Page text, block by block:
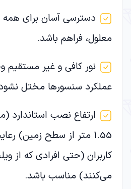
دسترسی آسان برای همه
معلول، فراهم باشد.
نور کافی و غیر مستقیم
عملکرد سنسورها مختل
1.55 متر از سطح زمین)
کاربران (حتی افرادی که از
می‌کنند) مناسب باشد.